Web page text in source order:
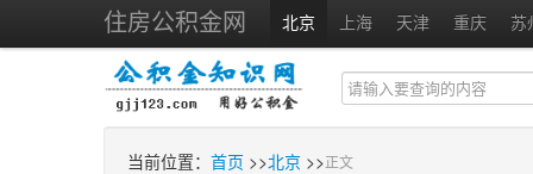
住房公积金网 北京 上海 天津 重庆 苏
当前位置： 首页 >>北京 >>正文